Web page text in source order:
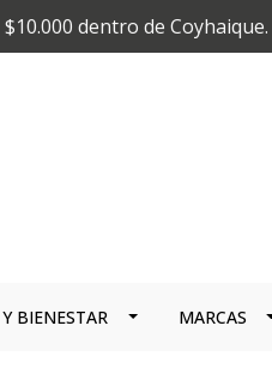
dentro de Coyhaique.
BIENESTAR MARCAS